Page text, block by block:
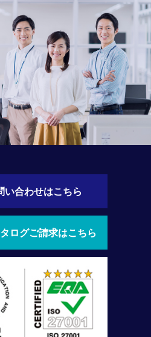
い合わせはこちら
ログご請求はこちら